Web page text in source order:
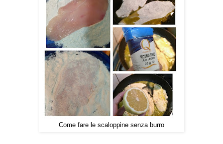
Come fare le scaloppine senza burro